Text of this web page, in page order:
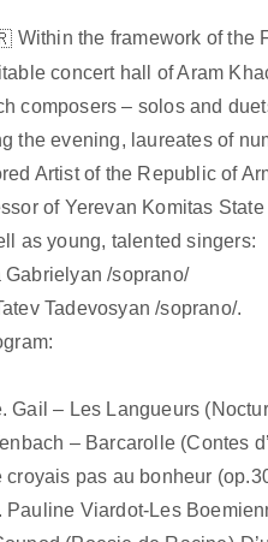
Within the framework of the
concert hall of Aram
composers – solos and
the evening, laureates of
Artist of the Republic of
of Yerevan Komitas
as young, talented singers:
Gabrielyan /soprano/
Tadevosyan /soprano/.
Gail – Les Langueurs
– Barcarolle (Contes
croyais pas au bonheur
Pauline Viardot-Les